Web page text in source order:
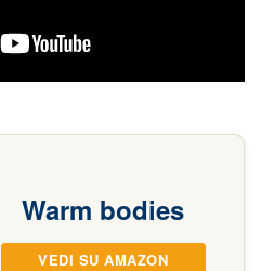
Warm bodies
VEDI SU AMAZON